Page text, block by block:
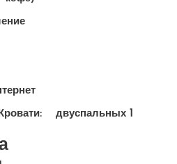
Кровати: двуспальных 1